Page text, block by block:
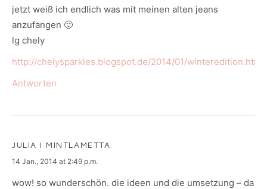
jetzt weiß ich endlich was mit meinen alten jeans
anzufangen 🙂
lg chely
http://chelysparkles.blogspot.de/2014/01/winteredition.html
Antworten
JULIA I MINTLAMETTA
says:
14 Jan., 2014 at 2:49 p.m.
wow! so wunderschön. die ideen und die umsetzung – da